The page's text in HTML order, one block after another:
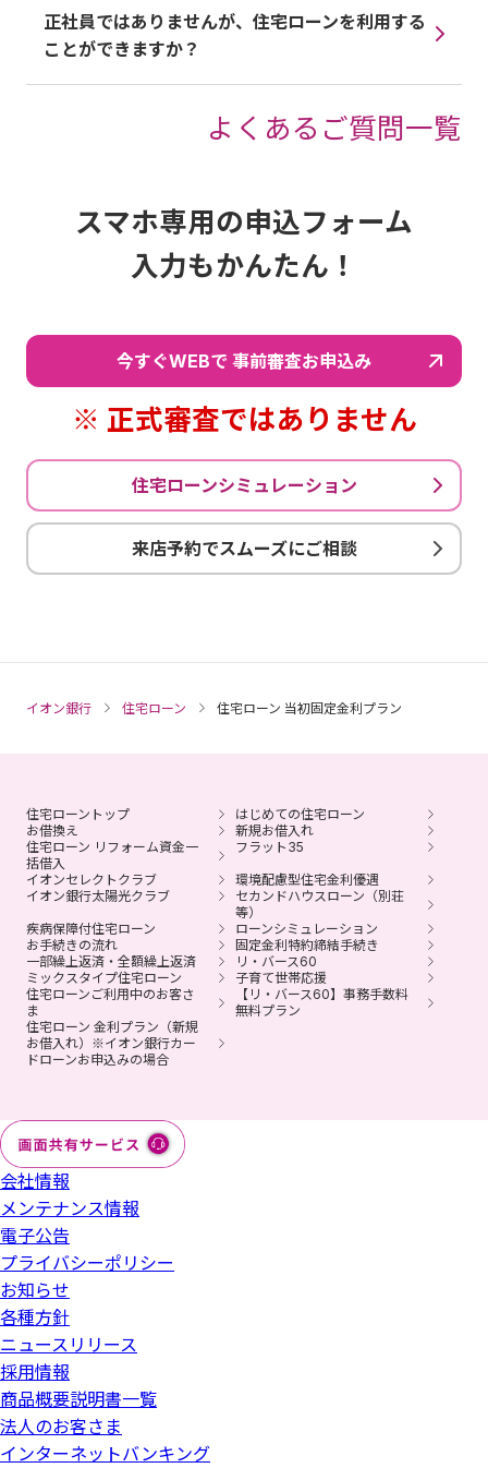
正社員ではありませんが、住宅ローンを利用する
ことができますか？
よくあるご質問一覧
スマホ専用の申込フォーム
入力もかんたん！
今すぐWEBで 事前審査お申込み
※ 正式審査ではありません
住宅ローンシミュレーション
来店予約でスムーズにご相談
イオン銀行 住宅ローン 住宅ローン 当初固定金利プラン
住宅ローントップ
はじめての住宅ローン
お借換え
新規お借入れ
住宅ローン リフォーム資金一
括借入
フラット35
イオンセレクトクラブ
環境配慮型住宅金利優遇
イオン銀行太陽光クラブ
セカンドハウスローン（別荘
等）
疾病保障付住宅ローン
ローンシミュレーション
お手続きの流れ
固定金利特約締結手続き
一部繰上返済・全額繰上返済
リ・バース60
ミックスタイプ住宅ローン
子育て世帯応援
住宅ローンご利用中のお客さ
ま
【リ・バース60】事務手数料
無料プラン
住宅ローン 金利プラン（新規
お借入れ）※イオン銀行カー
ドローンお申込みの場合
会社情報
メンテナンス情報
電子公告
プライバシーポリシー
お知らせ
各種方針
ニュースリリース
採用情報
商品概要説明書一覧
法人のお客さま
インターネットバンキング